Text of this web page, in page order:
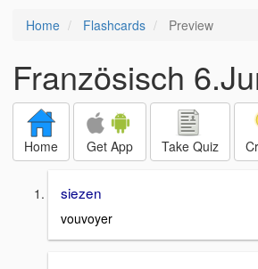
Home Flashcards Preview
Französisch
Home Get App Take Quiz
siezen
vouvoyer